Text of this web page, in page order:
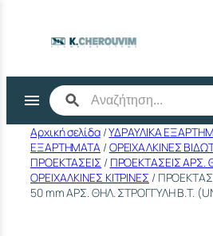
περιεχόμενο
Αρχική σελίδα/ΥΔΡΑΥΛΙΚΑ
ΕΞΑΡΤΗΜΑΤΑ /ΟΡΕΙΧΑΛΚΙΝΕΣ
ΠΡΟΕΚΤΑΣΕΙΣ/ ΠΡΟΕΚΤΑΣΕΙΣ ΑΡΣ.
ΟΡΕΙΧΑΛΚΙΝΕΣ ΚΙΤΡΙΝΕΣ/
50 mm ΑΡΣ. ΘΗΛ. ΣΤΡΟΓΓΥΛΗ Β.Τ.